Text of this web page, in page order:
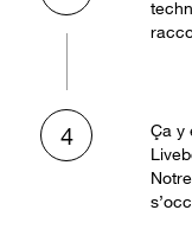
4
Ça y